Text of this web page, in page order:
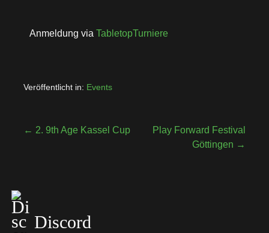
Anmeldung via TabletopTurniere
Veröffentlicht in: Events
← 2. 9th Age Kassel Cup
Play Forward Festival
Göttingen →
Discord